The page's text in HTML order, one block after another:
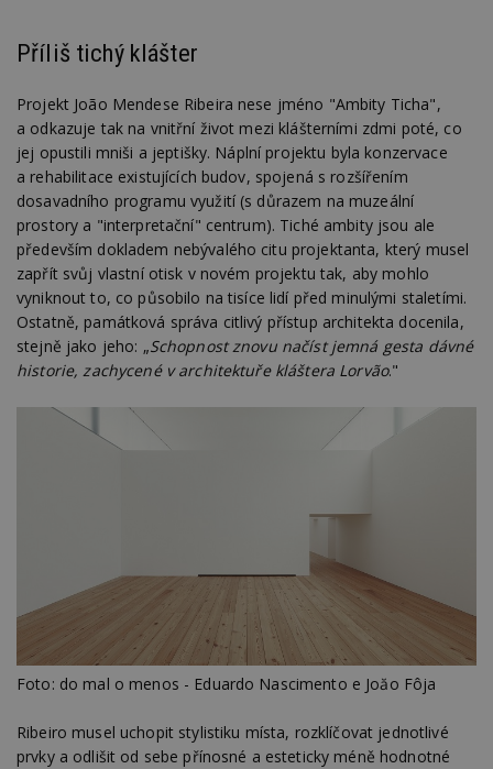
Příliš tichý klášter
Projekt João Mendese Ribeira nese jméno "Ambity Ticha",
a odkazuje tak na vnitřní život mezi klášterními zdmi poté, co
jej opustili mniši a jeptišky. Náplní projektu byla konzervace
a rehabilitace existujících budov, spojená s rozšířením
dosavadního programu využití (s důrazem na muzeální
prostory a "interpretační" centrum). Tiché ambity jsou ale
především dokladem nebývalého citu projektanta, který musel
zapřít svůj vlastní otisk v novém projektu tak, aby mohlo
vyniknout to, co působilo na tisíce lidí před minulými staletími.
Ostatně, památková správa citlivý přístup architekta docenila,
stejně jako jeho: „Schopnost znovu načíst jemná gesta dávné
historie, zachycené v architektuře kláštera Lorvão."
Foto: do mal o menos - Eduardo Nascimento e Joăo Fôja
Ribeiro musel uchopit stylistiku místa, rozklíčovat jednotlivé
prvky a odlišit od sebe přínosné a esteticky méně hodnotné